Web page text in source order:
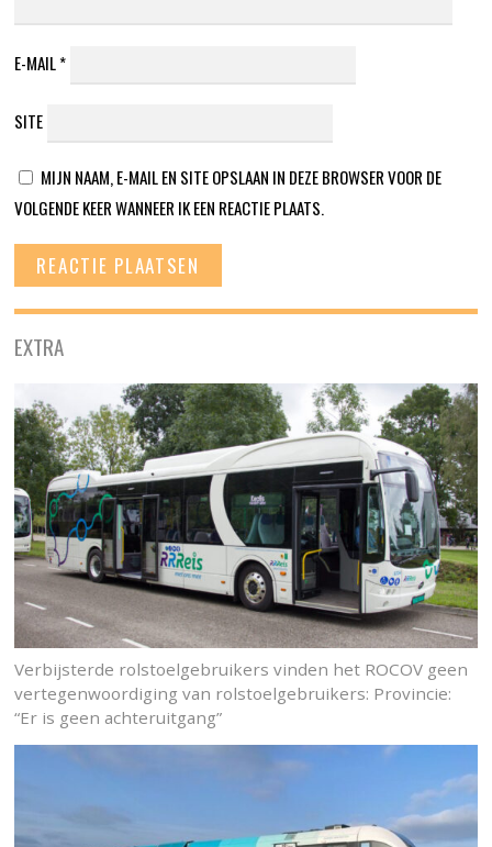
E-MAIL*
SITE
MIJN NAAM, E-MAIL EN SITE OPSLAAN IN DEZE BROWSER VOOR DE
VOLGENDE KEER WANNEER IK EEN REACTIE PLAATS.
EXTRA
Verbijsterde rolstoelgebruikers vinden het ROCOV geen
vertegenwoordiging van rolstoelgebruikers: Provincie:
“Er is geen achteruitgang”